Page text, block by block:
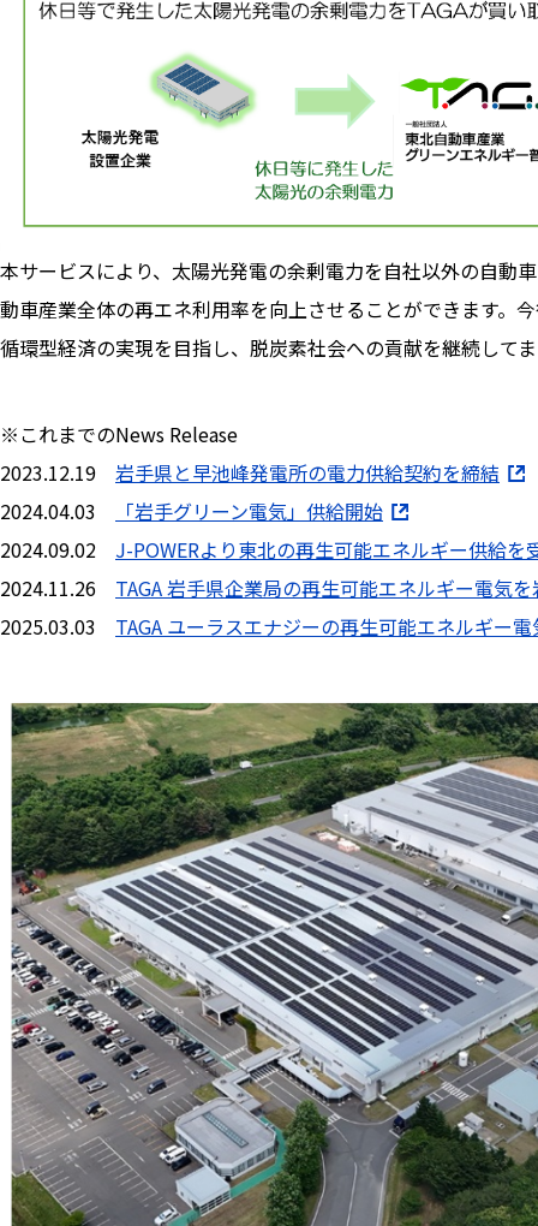
本サービスにより、太陽光発電の余剰電力を自社以外の自動
動車産業全体の再エネ利用率を向上させることができます。
循環型経済の実現を目指し、脱炭素社会への貢献を継続して
※これまでのNews Release
2023.12.19 岩手県と早池峰発電所の電力供給契約を締結
2024.04.03
「岩手グリーン電気」供給開始
2024.09.02 J-POWERより東北の再生可能エネルギー供給
2024.11.26 TAGA 岩手県企業局の再生可能エネルギー電気
2025.03.03 TAGA ユーラスエナジーの再生可能エネルギー